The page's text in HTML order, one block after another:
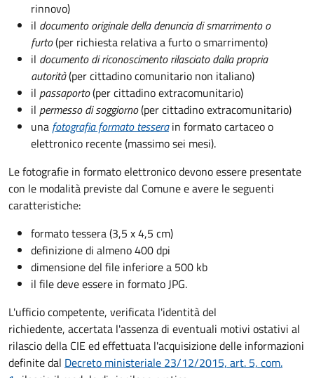
rinnovo)
il documento originale della denuncia di smarrimento o
furto(per richiesta relativa a furto o smarrimento)
il documento di riconoscimento rilasciato dalla propria
autorità(per cittadino comunitario non italiano)
il passaporto(per cittadino extracomunitario)
il permesso di soggiorno(per cittadino extracomunitario)
una fotografia formato tessera in formato cartaceo o
elettronico recente (massimo sei mesi).
Le fotografie in formato elettronico devono essere presentate
con le modalità previste dal Comune e avere le seguenti
caratteristiche:
formato tessera (3,5 x 4,5 cm)
definizione di almeno 400 dpi
dimensione del file inferiore a 500 kb
il file deve essere in formato JPG.
L'ufficio competente, verificata l'identità del
richiedente, accertata l'assenza di eventuali motivi ostativi al
rilascio della CIE ed effettuata l'acquisizione delle informazioni
definite dal Decreto ministeriale 23/12/2015, art. 5, com.